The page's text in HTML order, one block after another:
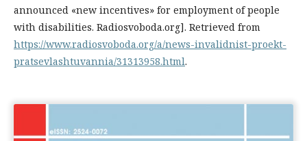
announced «new incentives» for employment of people
with disabilities. Radiosvoboda.org]. Retrieved from
https://www.radiosvoboda.org/a/news-invalidnist-proekt-
pratsevlashtuvannia/31313958.html.